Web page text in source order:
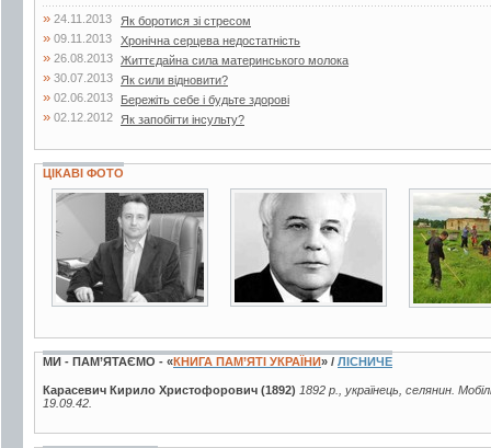
» 24.11.2013 Як боротися зі стресом
» 09.11.2013 Хронічна серцева недостатність
» 26.08.2013 Життєдайна сила материнського молока
» 30.07.2013 Як сили відновити?
» 02.06.2013 Бережіть себе і будьте здорові
» 02.12.2012 Як запобігти інсульту?
ЦІКАВІ ФОТО
5 фото 5 фото 6 фото
МИ - ПАМ’ЯТАЄМО - «КНИГА ПАМ’ЯТІ УКРАЇНИ» / ЛІСНИЧЕ
Карасевич Кирило Христофорович (1892) 1892 р., українець, селянин.
19.09.42.